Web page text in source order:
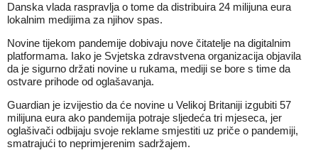
Danska vlada raspravlja o tome da distribuira 24 milijuna eura
lokalnim medijima za njihov spas.
Novine tijekom pandemije dobivaju nove čitatelje na digitalnim
platformama. Iako je Svjetska zdravstvena organizacija objavila
da je sigurno držati novine u rukama, mediji se bore s time da
ostvare prihode od oglašavanja.
Guardian je izvijestio da će novine u Velikoj Britaniji izgubiti 57
milijuna eura ako pandemija potraje sljedeća tri mjeseca, jer
oglašivači odbijaju svoje reklame smjestiti uz priče o pandemiji,
smatrajući to neprimjerenim sadržajem.